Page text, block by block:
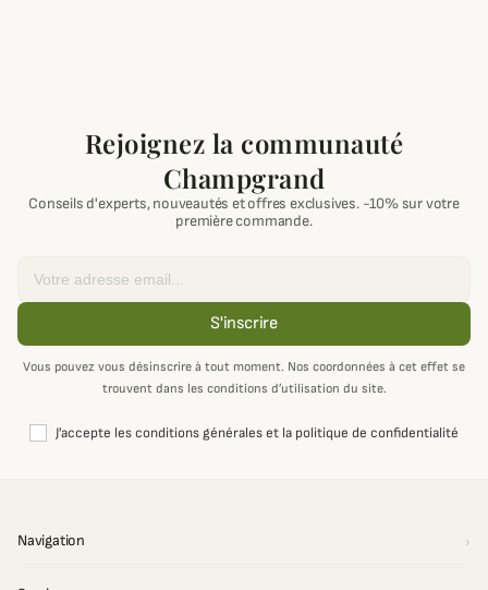
Rejoignez la communauté
Champgrand
Conseils d'experts, nouveautés et offres exclusives. -10% sur votre
première commande.
S'inscrire
Vous pouvez vous désinscrire à tout moment. Nos coordonnées à cet effet se
trouvent dans les conditions d’utilisation du site.
J'accepte les conditions générales et la politique de confidentialité
Navigation